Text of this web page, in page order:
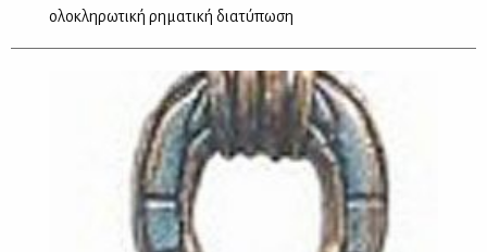
ολοκληρωτική ρηματική διατύπωση